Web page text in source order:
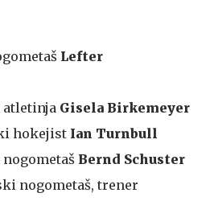
Lefter
atletinja Gisela Birkemeyer
hokejist Ian Turnbull
Bernd Schuster
nogometaš, trener